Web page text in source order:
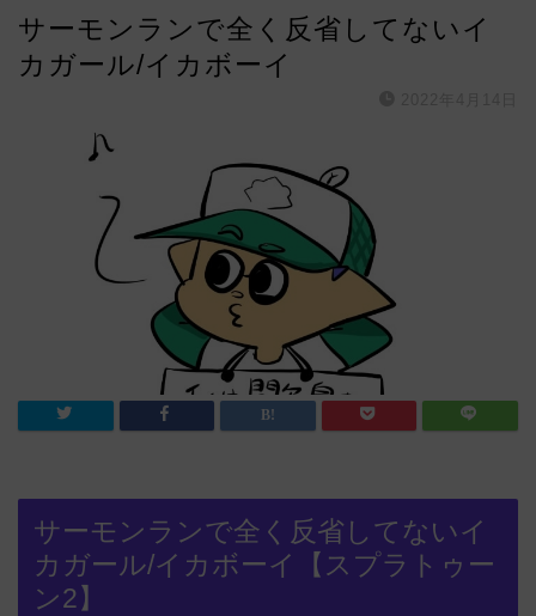
サーモンランで全く反省してないイ
カガール/イカボーイ
サーモンランで全く反省してないイ
カガール/イカボーイ【スプラトゥー
ン2】